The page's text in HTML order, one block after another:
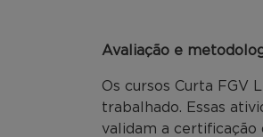
Avaliação e
Os cursos Curta FGV
trabalhado. Essas
validam a certificação